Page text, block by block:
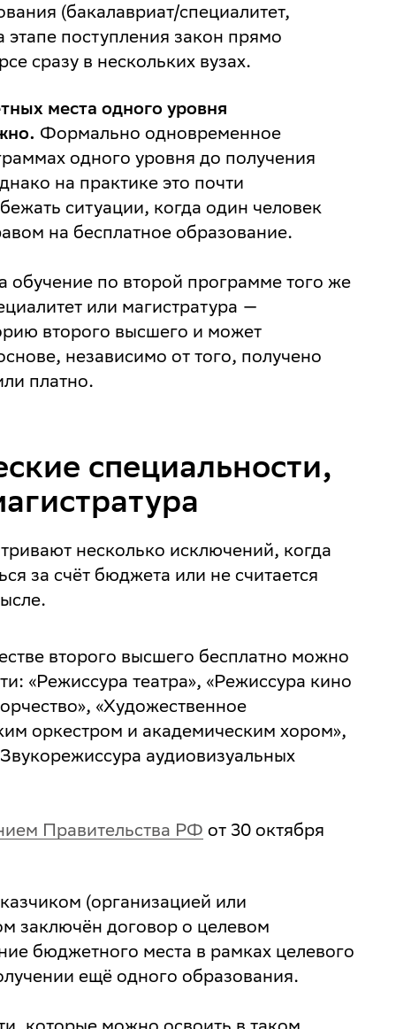
(бакалавриат/специалитет,
поступления закон прямо
сразу в нескольких вузах.
места одного уровня
Формально одновременное
одного уровня до получения
на практике это почти
ситуации, когда один человек
на бесплатное образование.
обучение по второй программе того же
или магистратура —
второго высшего и может
независимо от того, получено
платно.
специальности,
несколько исключений, когда
за счёт бюджета или не считается
второго высшего бесплатно можно
«Режиссура театра», «Режиссура кино
«Художественное
оркестром и академическим хором»,
аудиовизуальных
Правительства РФ от 30 октября
(организацией или
заключён договор о целевом
бюджетного места в рамках целевого
ещё одного образования.